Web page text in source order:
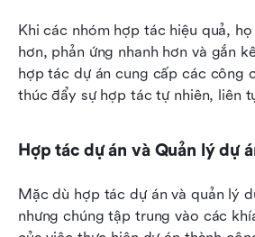
Khi các nhóm hợp tác hiệu quả,
hơn, phản ứng nhanh hơn và gắn
hợp tác dự án cung cấp các công
thúc đẩy sự hợp tác tự nhiên, liên
Hợp tác dự án và Quản lý dự
Mặc dù hợp tác dự án và quản lý
nhưng chúng tập trung vào các